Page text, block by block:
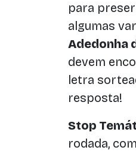
para
algumas
Adedonha
devem
letra
resposta!
Stop
rodada,